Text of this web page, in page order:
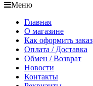
Меню
Главная
О магазине
Как оформить заказ
Оплата / Доставка
Обмен / Возврат
Новости
Контакты